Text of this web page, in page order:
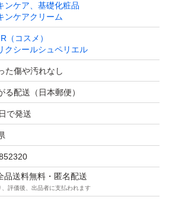
ンケア、基礎化粧品
ンケアクリーム
（コスメ）
クシールシュペリエル
た傷や汚れなし
る配送（日本郵便）
で発送
品送料無料・匿名配送
評価後、出品者に支払われます